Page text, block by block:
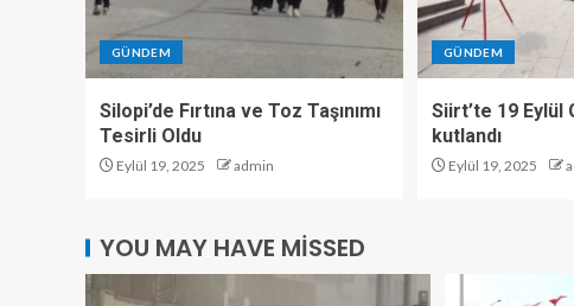
GÜNDEM
Silopi’de Fırtına ve Toz Taşınımı
Tesirli Oldu
Eylül 19, 2025 admin
GÜNDEM
Siirt’te 19 Eylül
kutlandı
Eylül 19, 2025
YOU MAY HAVE MISSED